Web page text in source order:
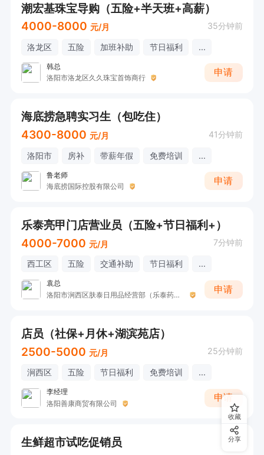
潮宏基珠宝导购（五险+半天班+高薪）
4000-8000 元/月 35分钟前
洛龙区 五险 加班补助 节日福利 ...
韩总
洛阳市洛龙区久久珠宝首饰商行
申请
海底捞急聘实习生（包吃住）
4300-8000 元/月 41分钟前
洛阳市 房补 带薪年假 免费培训 ...
鲁老师
海底捞国际控股有限公司
申请
乐泰亮甲门店营业员（五险+节日福利+）
4000-7000 元/月 7分钟前
西工区 五险 交通补助 节日福利 ...
袁总
洛阳市涧西区肤泰日用品经营部（乐泰药业）
申请
店员（社保+月休+湖滨苑店）
2500-5000 元/月 25分钟前
涧西区 五险 节日福利 免费培训 ...
李经理
洛阳善康商贸有限公司
申请
生鲜超市试吃促销员
收藏
分享